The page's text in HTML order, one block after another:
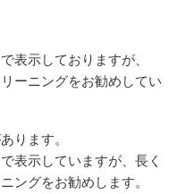
表示しておりますが、
ーニングをお勧めしてい
ります。
表示していますが、長く
ングをお勧めします。